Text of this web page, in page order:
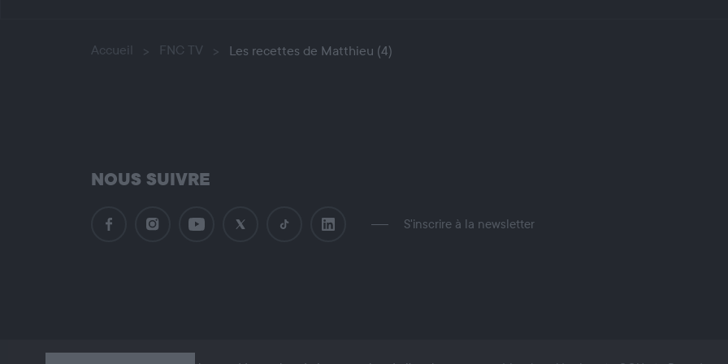
Accueil FNC TV Les recettes de Matthieu (4)
NOUS SUIVRE
S'inscrire à la newsletter